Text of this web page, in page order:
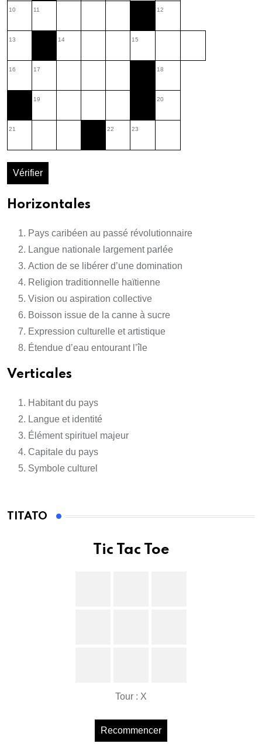
10 11 12
13 14 15
16 17 18
19 20
21 22 23
Vérifier
Horizontales
Pays caribéen au passé révolutionnaire
Langue nationale largement parlée
Action de se libérer d’une domination
Religion traditionnelle haïtienne
Vision ou aspiration collective
Boisson issue de la canne à sucre
Expression culturelle et artistique
Étendue d’eau entourant l’île
Verticales
Habitant du pays
Langue et identité
Élément spirituel majeur
Capitale du pays
Symbole culturel
TITATO
Tic Tac Toe
Tour : X
Recommencer